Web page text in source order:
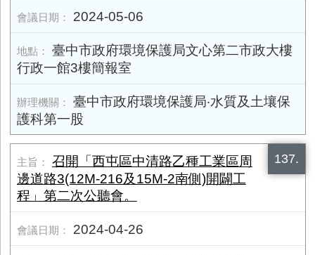
2024-05-06
臺中市政府環境保護局文心第二市政大樓
行政一館3樓簡報室
臺中市政府環境保護局‧水質及土壤保
護科第一股
137.
召開「西屯區中清路乙種工業區周
邊道路3(12M-216及15M-2南側)開闢工
程」第二次公聽會。
2024-04-26